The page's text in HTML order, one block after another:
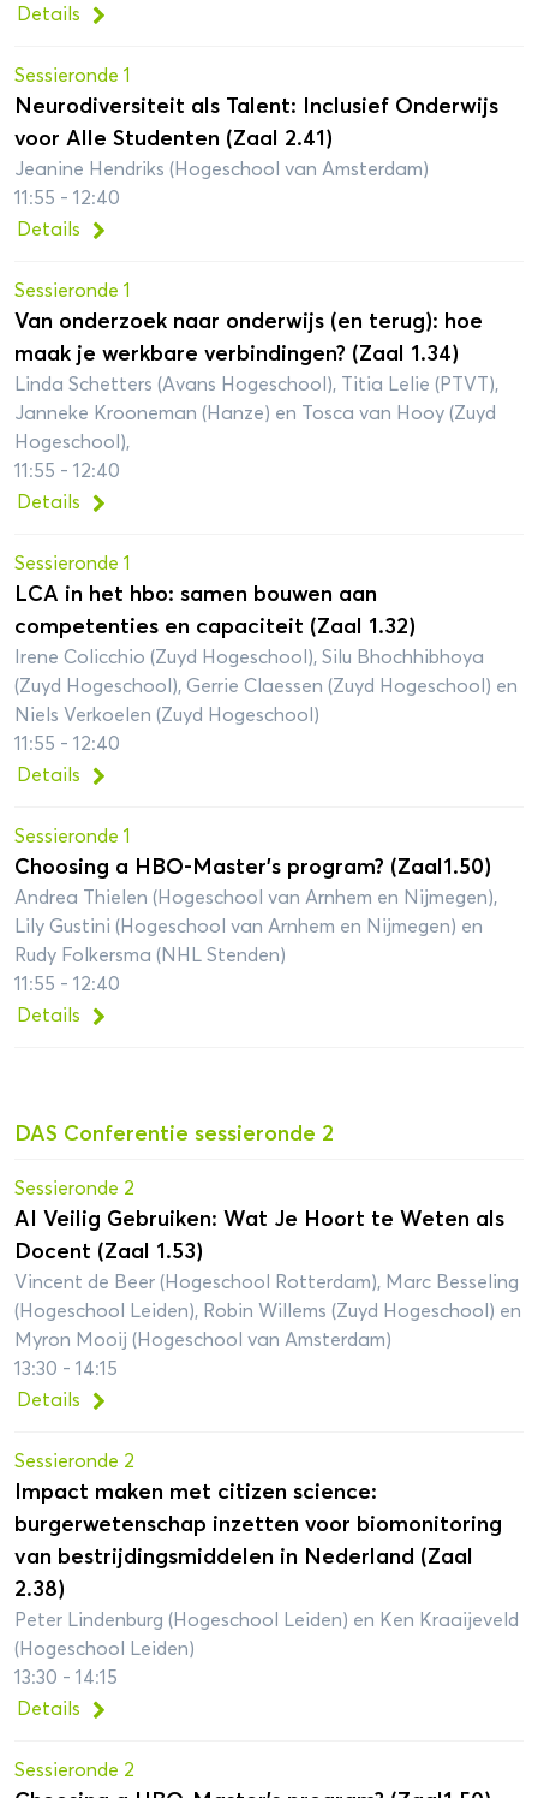
Details
Sessieronde 1
Neurodiversiteit als Talent: Inclusief Onderwijs
voor Alle Studenten (Zaal 2.41)
Jeanine Hendriks (Hogeschool van Amsterdam)
11:55 - 12:40
Details
Sessieronde 1
Van onderzoek naar onderwijs (en terug): hoe
maak je werkbare verbindingen? (Zaal 1.34)
Linda Schetters (Avans Hogeschool), Titia Lelie (PTVT),
Janneke Krooneman (Hanze) en Tosca van Hooy (Zuyd
Hogeschool),
11:55 - 12:40
Details
Sessieronde 1
LCA in het hbo: samen bouwen aan
competenties en capaciteit (Zaal 1.32)
Irene Colicchio (Zuyd Hogeschool), Silu Bhochhibhoya
(Zuyd Hogeschool), Gerrie Claessen (Zuyd Hogeschool) en
Niels Verkoelen (Zuyd Hogeschool)
11:55 - 12:40
Details
Sessieronde 1
Choosing a HBO-Master’s program? (Zaal1.50)
Andrea Thielen (Hogeschool van Arnhem en Nijmegen),
Lily Gustini (Hogeschool van Arnhem en Nijmegen) en
Rudy Folkersma (NHL Stenden)
11:55 - 12:40
Details
DAS Conferentie sessieronde 2
Sessieronde 2
AI Veilig Gebruiken: Wat Je Hoort te Weten als
Docent (Zaal 1.53)
Vincent de Beer (Hogeschool Rotterdam), Marc Besseling
(Hogeschool Leiden), Robin Willems (Zuyd Hogeschool) en
Myron Mooij (Hogeschool van Amsterdam)
13:30 - 14:15
Details
Sessieronde 2
Impact maken met citizen science:
burgerwetenschap inzetten voor biomonitoring
van bestrijdingsmiddelen in Nederland (Zaal
2.38)
Peter Lindenburg (Hogeschool Leiden) en Ken Kraaijeveld
(Hogeschool Leiden)
13:30 - 14:15
Details
Sessieronde 2